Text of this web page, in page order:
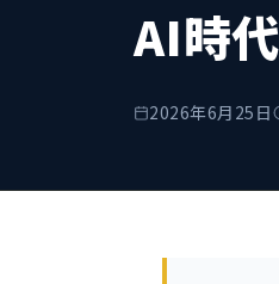
AI時
2026年6月25日